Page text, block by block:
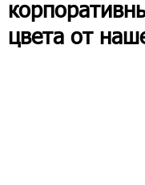
цвета от